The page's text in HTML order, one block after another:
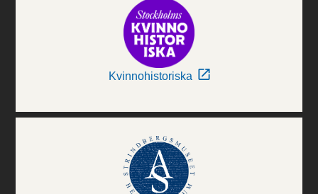
Kvinnohistoriska